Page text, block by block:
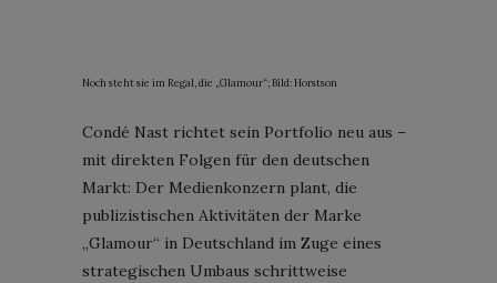
Noch steht sie im Regal, die „Glamour“; Bild: Horstson
Condé Nast richtet sein Portfolio neu aus –
mit direkten Folgen für den deutschen
Markt: Der Medienkonzern plant, die
publizistischen Aktivitäten der Marke
„Glamour“ in Deutschland im Zuge eines
strategischen Umbaus schrittweise